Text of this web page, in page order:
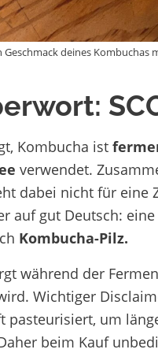
deines Kombuchas
Kombucha ist
verwendet.
dabei nicht für
auf gut Deutsch:
Kombucha-Pilz.
während der
Wichtiger
pasteurisiert, um
beim Kauf